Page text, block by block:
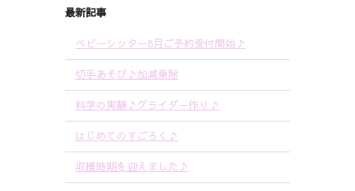
最新記事
ベビーシッター8月ご予約受付開始♪
切手あそび♪加減乗除
科学の実験♪グライダー作り♪
はじめてのすごろく♪
収穫時期を迎えました♪